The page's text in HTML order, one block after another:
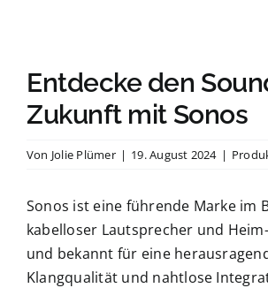
Entdecke den
Zukunft mit Sonos
Von Jolie Plümer | 19. August 2024 |
Sonos ist eine führende Marke im
kabelloser Lautsprecher und
und bekannt für eine
Klangqualität und nahtlose